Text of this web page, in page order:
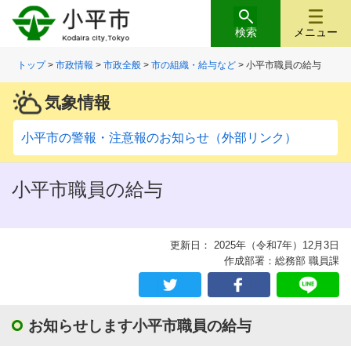
メニュー
検索
トップ>市政情報 >市政全般 >市の組織・給与など > 小平市職員の給与
気象情報
小平市の警報・注意報のお知らせ（外部リンク）
小平市職員の給与
更新日： 2025年（令和7年）12月3日
作成部署：総務部 職員課
お知らせします小平市職員の給与